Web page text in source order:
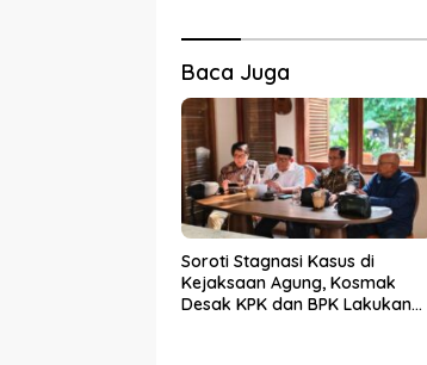
Baca Juga
Soroti Stagnasi Kasus di
Kejaksaan Agung, Kosmak
Desak KPK dan BPK Lakukan